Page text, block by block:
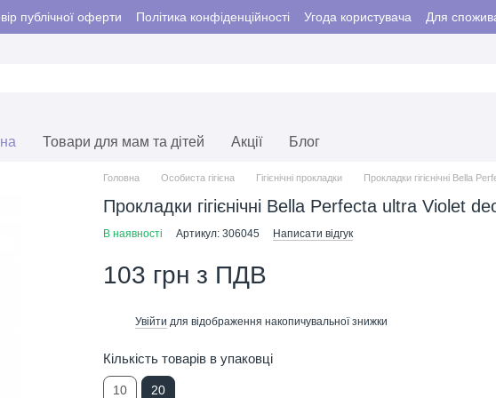
публічної оферти Політика конфіденційності Угода користувача Для
Товари для мам та дітей Акції Блог
Головна Особиста гігієна Гігієнічні прокладки Прокладки гігієнічні Bella
Прокладки гігієнічні Bella Perfecta ultra Violet
В наявності Артикул: 306045 Написати відгук
103 грн з ПДВ
Увійти для відображення накопичувальної знижки
Кількість товарів в упаковці
10 20